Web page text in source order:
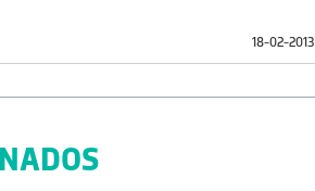
18-02-2013
necessita do Internet Explorer.